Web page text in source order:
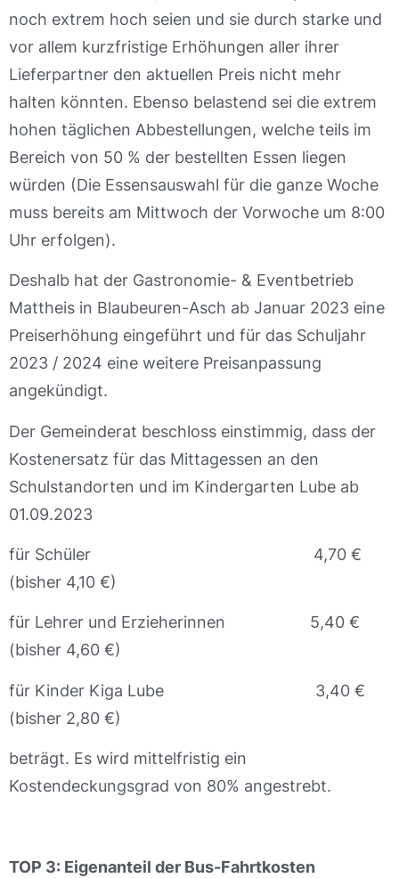
noch extrem hoch seien und sie durch starke und
vor allem kurzfristige Erhöhungen aller ihrer
Lieferpartner den aktuellen Preis nicht mehr
halten könnten. Ebenso belastend sei die extrem
hohen täglichen Abbestellungen, welche teils im
Bereich von 50 % der bestellten Essen liegen
würden (Die Essensauswahl für die ganze Woche
muss bereits am Mittwoch der Vorwoche um 8:00
Uhr erfolgen).
Deshalb hat der Gastronomie- & Eventbetrieb
Mattheis in Blaubeuren-Asch ab Januar 2023 eine
Preiserhöhung eingeführt und für das Schuljahr
2023 / 2024 eine weitere Preisanpassung
angekündigt.
Der Gemeinderat beschloss einstimmig, dass der
Kostenersatz für das Mittagessen an den
Schulstandorten und im Kindergarten Lube ab
01.09.2023
für Schüler 4,70 €
(bisher 4,10 €)
für Lehrer und Erzieherinnen 5,40 €
(bisher 4,60 €)
für Kinder Kiga Lube 3,40 €
(bisher 2,80 €)
beträgt. Es wird mittelfristig ein
Kostendeckungsgrad von 80% angestrebt.
TOP 3: Eigenanteil der Bus-Fahrtkosten